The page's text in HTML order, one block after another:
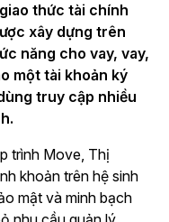
thức tài chính
xây dựng trên
năng cho vay, vay,
một tài khoản ký
truy cập nhiều
trình Move, Thị
khoản trên hệ sinh
mật và minh bạch